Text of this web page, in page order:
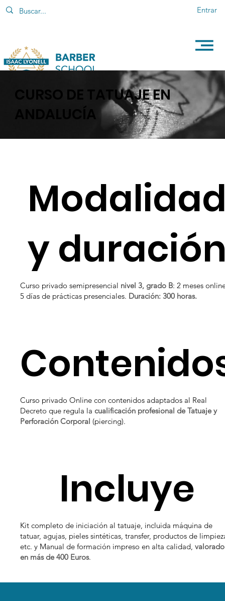
Entrar
CURSO DE TATUAJE EN
y
Curso privado semipresencial nivel 3, grado B: 2 meses
5 días de prácticas presenciales. Duración: 300 horas.
Curso privado Online con contenidos adaptados al Real
Decreto que regula la cualificación profesional de Tatuaje y
Perforación Corporal (piercing).
Incluye
Kit completo de iniciación al tatuaje, incluida máquina de
tatuar, agujas, pieles sintéticas, transfer, productos de
etc. y Manual de formación impreso en alta calidad,valorado
en más de 400 Euros.